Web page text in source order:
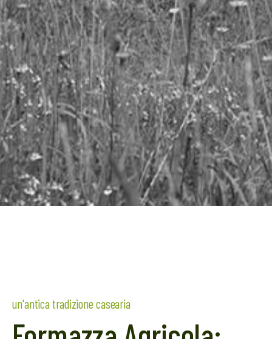
un'antica tradizione casearia